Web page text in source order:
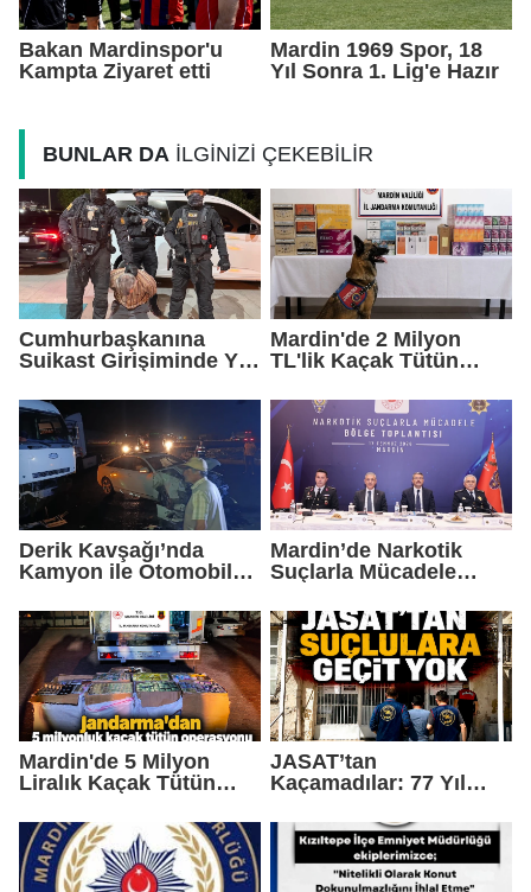
Bakan Mardinspor'u
Kampta Ziyaret etti
Mardin 1969 Spor, 18
Yıl Sonra 1. Lig'e Hazır
BUNLAR DA İLGİNİZİ ÇEKEBİLİR
Cumhurbaşkanına
Suikast Girişiminde Yer
Yakalandı
Mardin'de 2 Milyon
TL'lik Kaçak Tütün
Derik Kavşağı’nda
Kamyon ile Otomobil
Yaralandı
Mardin’de Narkotik
Suçlarla Mücadele
Toplantısı
Gerçekleştirildi
Mardin'de 5 Milyon
Liralık Kaçak Tütün
JASAT’tan
Kaçamadılar: 77 Yıl
Hükümlü Yakalandı